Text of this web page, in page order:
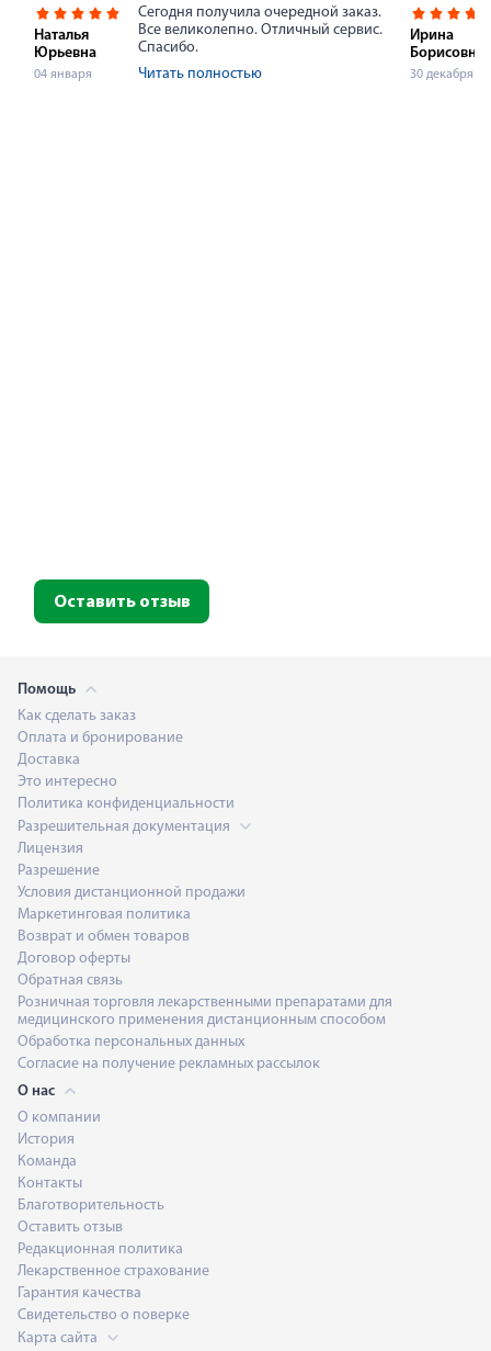
Наталья
Юрьевна
04 января
Сегодня получила очередной заказ.
Все великолепно. Отличный сервис.
Спасибо.
Читать полностью
Ирина
Борисовна
30 декабря
Оставить отзыв
Помощь
Как сделать заказ
Оплата и бронирование
Доставка
Это интересно
Политика конфиденциальности
Разрешительная документация
Лицензия
Разрешение
Условия дистанционной продажи
Маркетинговая политика
Возврат и обмен товаров
Договор оферты
Обратная связь
Розничная торговля лекарственными препаратами для
медицинского применения дистанционным способом
Обработка персональных данных
Согласие на получение рекламных рассылок
О нас
О компании
История
Команда
Контакты
Благотворительность
Оставить отзыв
Редакционная политика
Лекарственное страхование
Гарантия качества
Свидетельство о поверке
Карта сайта